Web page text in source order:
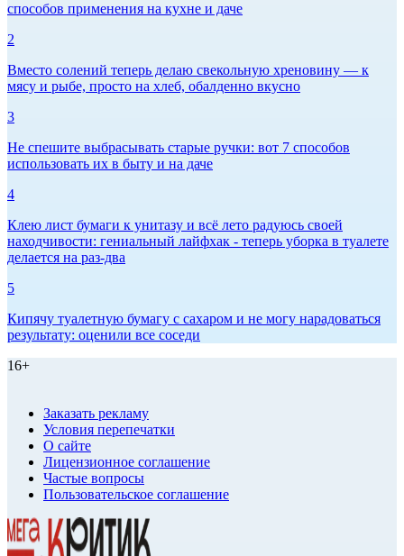
способов применения на кухне и даче
2
Вместо солений теперь делаю свекольную хреновину — к
мясу и рыбе, просто на хлеб, обалденно вкусно
3
Не спешите выбрасывать старые ручки: вот 7 способов
использовать их в быту и на даче
4
Клею лист бумаги к унитазу и всё лето радуюсь своей
находчивости: гениальный лайфхак - теперь уборка в туалете
делается на раз-два
5
Кипячу туалетную бумагу с сахаром и не могу нарадоваться
результату: оценили все соседи
16+
Заказать рекламу
Условия перепечатки
О сайте
Лицензионное соглашение
Частые вопросы
Пользовательское соглашение